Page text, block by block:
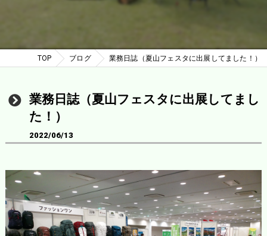
TOP ブログ 業務日誌（夏山フェスタに出展してました！）
業務日誌（夏山フェスタに出展してまし
た！）
2022/06/13